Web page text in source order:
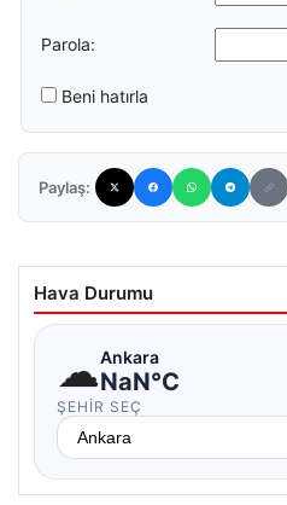
Parola:
Beni hatırla
Paylaş:
Hava Durumu
☁Ankara
NaN°C
ŞEHIR SEÇ